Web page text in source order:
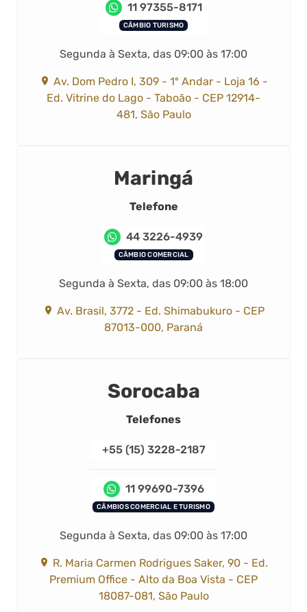
11 97355-8171
CÂMBIO TURISMO
Segunda à Sexta, das 09:00 às 17:00
Av. Dom Pedro I, 309 - 1º Andar - Loja 16 -
Ed. Vitrine do Lago - Taboão - CEP 12914-
481, São Paulo
Maringá
Telefone
44 3226-4939
CÂMBIO COMERCIAL
Segunda à Sexta, das 09:00 às 18:00
Av. Brasil, 3772 - Ed. Shimabukuro - CEP
87013-000, Paraná
Sorocaba
Telefones
+55 (15) 3228-2187
11 99690-7396
CÂMBIOS COMERCIAL E TURISMO
Segunda à Sexta, das 09:00 às 17:00
R. Maria Carmen Rodrigues Saker, 90 - Ed.
Premium Office - Alto da Boa Vista - CEP
18087-081, São Paulo